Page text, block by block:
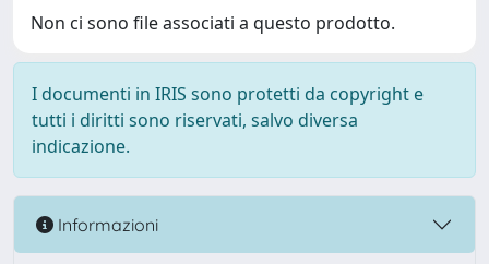
Non ci sono file associati a questo prodotto.
I documenti in IRIS sono protetti da copyright e
tutti i diritti sono riservati, salvo diversa
indicazione.
Informazioni